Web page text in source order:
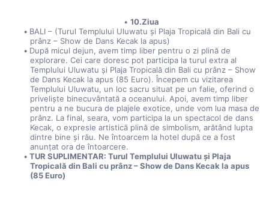
10.Ziua
BALI – (Turul Templului Uluwatu și Plaja Tropicală din Bali cu
prânz – Show de Dans Kecak la apus)
După micul dejun, avem timp liber pentru o zi plină de
explorare. Cei care doresc pot participa la turul extra al
Templului Uluwatu și Plaja Tropicală din Bali cu prânz – Show
de Dans Kecak la apus (85 Euro). Începem cu vizitarea
Templului Uluwatu, un loc sacru situat pe un falie, oferind o
priveliște binecuvântată a oceanului. Apoi, avem timp liber
pentru a ne bucura de plajele exotice, unde vom lua masa de
prânz. La final, seara, vom participa la un spectacol de dans
Kecak, o expresie artistică plină de simbolism, arătând lupta
dintre bine și rău. Ne întoarcem la hotel după ce a fost
anunțat ora de întoarcere.
TUR SUPLIMENTAR: Turul Templului Uluwatu și Plaja
Tropicală din Bali cu prânz – Show de Dans Kecak la apus
(85 Euro)